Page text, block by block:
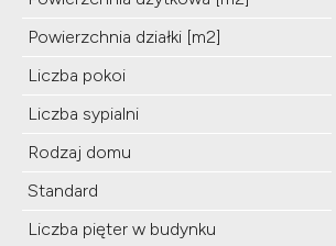
Powierzchnia działki [m2]
Liczba pokoi
Liczba sypialni
Rodzaj domu
Standard
Liczba pięter w budynku